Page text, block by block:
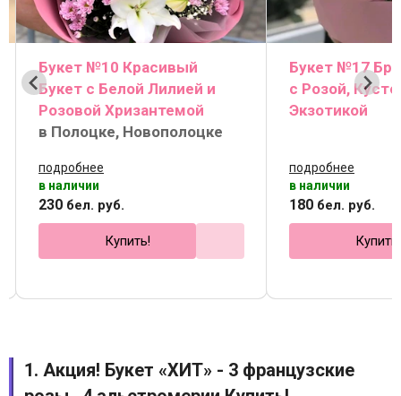
Букет №10 Красивый
Букет с Белой Лилией и
Розовой Хризантемой
в Полоцке, Новополоцке
подробнее
в наличии
230 бел. руб.
Купить!
Букет №17
с Розой,
Экзотикой
подробнее
в наличии
180 бел. руб.
Купить!
1. Акция! Букет «ХИТ» - 3 французские